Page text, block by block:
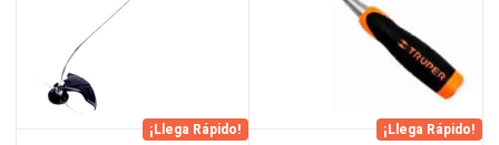
¡Llega Rápido! ¡Llega Rápido!